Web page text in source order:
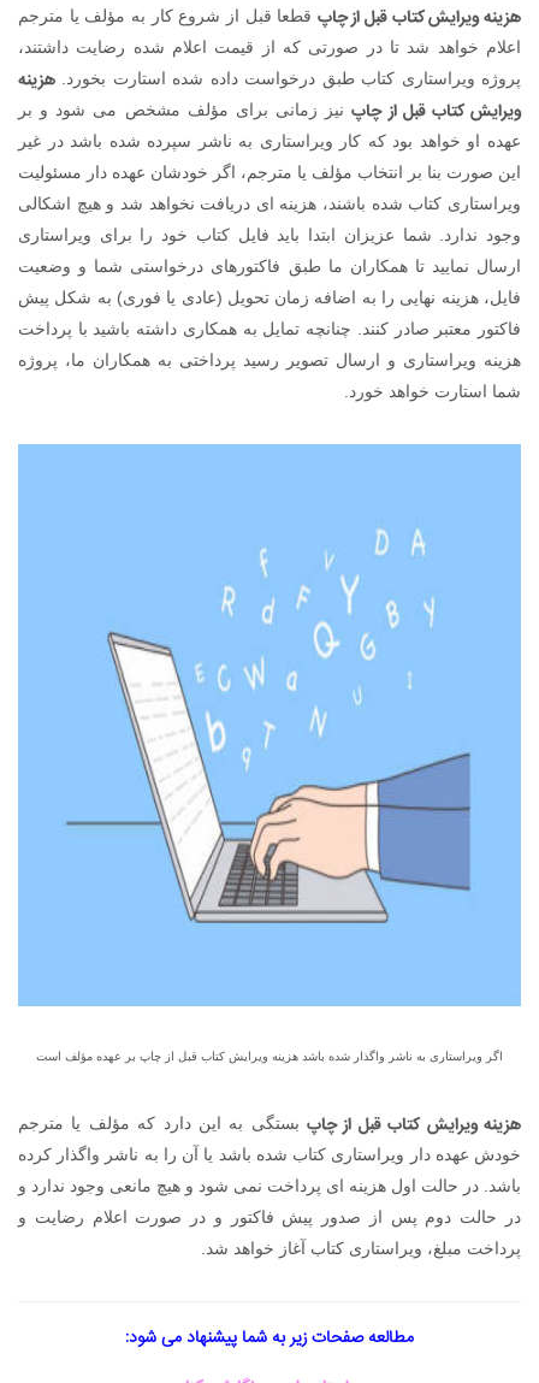
هزینه ویرایش کتاب قبل از چاپ قطعا قبل از شروع کار به مؤلف یا مترجم
اعلام خواهد شد تا در صورتی که از قیمت اعلام شده رضایت داشتند،
پروژه ویراستاری کتاب طبق درخواست داده شده استارت بخورد. هزینه
ویرایش کتاب قبل از چاپنیز زمانی برای مؤلف مشخص می شود و بر
عهده او خواهد بود که کار ویراستاری به ناشر سپرده شده باشد در غیر
این صورت بنا بر انتخاب مؤلف یا مترجم، اگر خودشان عهده دار مسئولیت
ویراستاری کتاب شده باشند، هزینه ای دریافت نخواهد شد و هیچ اشکالی
وجود ندارد. شما عزیزان ابتدا باید فایل کتاب خود را برای ویراستاری
ارسال نمایید تا همکاران ما طبق فاکتورهای درخواستی شما و وضعیت
فایل، هزینه نهایی را به اضافه زمان تحویل (عادی یا فوری) به شکل پیش
فاکتور معتبر صادر کنند. چنانچه تمایل به همکاری داشته باشید با پرداخت
هزینه ویراستاری و ارسال تصویر رسید پرداختی به همکاران ما، پروژه
شما استارت خواهد خورد.
اگر ویراستاری به ناشر واگذار شده باشد هزینه ویرایش کتاب قبل از چاپ بر عهده مؤلف است
هزینه ویرایش کتاب قبل از چاپبستگی به این دارد که مؤلف یا مترجم
خودش عهده دار ویراستاری کتاب شده باشد یا آن را به ناشر واگذار کرده
باشد. در حالت اول هزینه ای پرداخت نمی شود و هیچ مانعی وجود ندارد و
در حالت دوم پس از صدور پیش فاکتور و در صورت اعلام رضایت و
پرداخت مبلغ، ویراستاری کتاب آغاز خواهد شد.
مطالعه صفحات زیر به شما پیشنهاد می شود: